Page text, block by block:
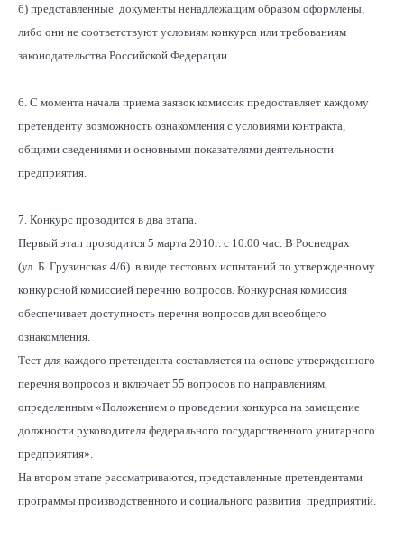
б) представленные документы ненадлежащим образом оформлены,
либо они не соответствуют условиям конкурса или требованиям
законодательства Российской Федерации.
6. С момента начала приема заявок комиссия предоставляет каждому
претенденту возможность ознакомления с условиями контракта,
общими сведениями и основными показателями деятельности
предприятия.
7. Конкурс проводится в два этапа.
Первый этап проводится 5 марта 2010г. с 10.00 час. В Роснедрах
(ул. Б. Грузинская 4/6) в виде тестовых испытаний по утвержденному
конкурсной комиссией перечню вопросов. Конкурсная комиссия
обеспечивает доступность перечня вопросов для всеобщего
ознакомления.
Тест для каждого претендента составляется на основе утвержденного
перечня вопросов и включает 55 вопросов по направлениям,
определенным «Положением о проведении конкурса на замещение
должности руководителя федерального государственного унитарного
предприятия».
На втором этапе рассматриваются, представленные претендентами
программы производственного и социального развития предприятий.